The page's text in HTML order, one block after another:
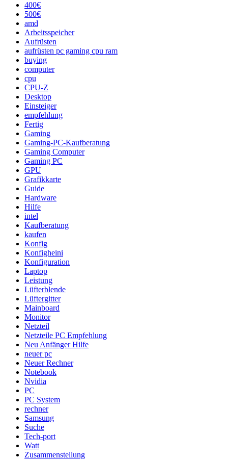
400€
500€
amd
Arbeitsspeicher
Aufrüsten
aufrüsten pc gaming cpu ram
buying
computer
cpu
CPU-Z
Desktop
Einsteiger
empfehlung
Fertig
Gaming
Gaming-PC-Kaufberatung
Gaming Computer
Gaming PC
GPU
Grafikkarte
Guide
Hardware
Hilfe
intel
Kaufberatung
kaufen
Konfig
Konfigheini
Konfiguration
Laptop
Leistung
Lüfterblende
Lüftergitter
Mainboard
Monitor
Netzteil
Netzteile PC Empfehlung
Neu Anfänger Hilfe
neuer pc
Neuer Rechner
Notebook
Nvidia
PC
PC System
rechner
Samsung
Suche
Tech-port
Watt
Zusammenstellung